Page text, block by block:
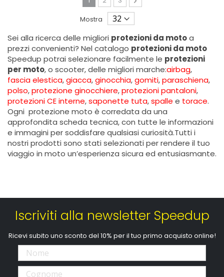
Mostra
Sei alla ricerca delle migliori protezioni da motoa
prezzi convenienti? Nel catalogo protezioni da moto
Speedup potrai selezionare facilmente le protezioni
per moto, o scooter, delle migliori marche:airbag,
fascia elestica,giacca,ginocchia,gomiti,paraschiena,
polso,protezione ginocchiere,protezioni pantaloni,
protezioni CE interne,saponette tuta,spalle e torace.
Ogni protezione moto è corredata da una
approfondita scheda tecnica, con tutte le informazioni
e immagini per soddisfare qualsiasi curiosità.Tutti i
nostri prodotti sono stati selezionati per rendere il tuo
viaggio in moto un’esperienza sicura ed entusiasmante.
Iscriviti alla newsletter Speedup
Ricevi subito uno sconto del 10% per il tuo primo acquisto online!